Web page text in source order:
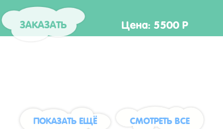
ЗАКАЗАТЬ Цена: 5500 Р
ПОКАЗАТЬ ЕЩЁ СМОТРЕТЬ ВСЕ